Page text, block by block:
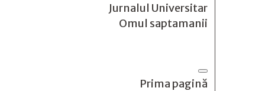
Jurnalul Universitar
Omul saptamanii
Prima pagină